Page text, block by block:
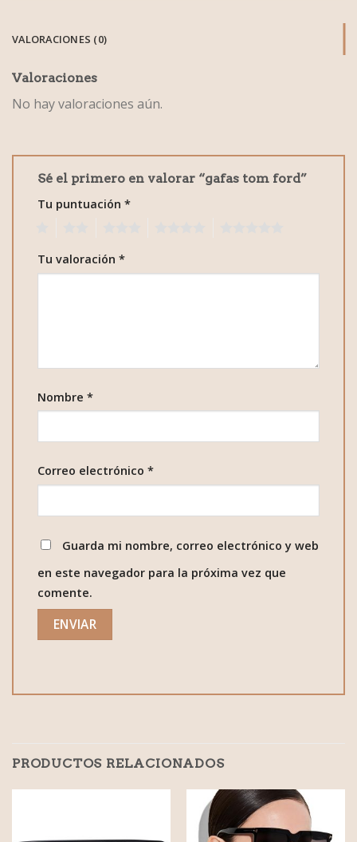
VALORACIONES (0)
Valoraciones
No hay valoraciones aún.
Sé el primero en valorar “gafas tom ford”
Tu puntuación *
Tu valoración *
Nombre *
Correo electrónico *
Guarda mi nombre, correo electrónico y web
en este navegador para la próxima vez que
comente.
PRODUCTOS RELACIONADOS